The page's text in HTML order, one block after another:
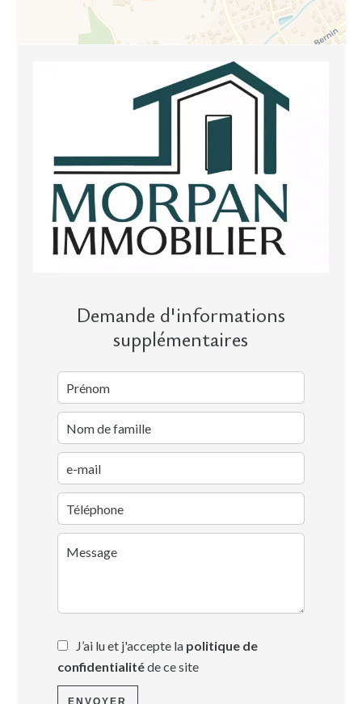
Demande d'informations
supplémentaires
J’ai lu et j'accepte la politique de
confidentialitéde ce site